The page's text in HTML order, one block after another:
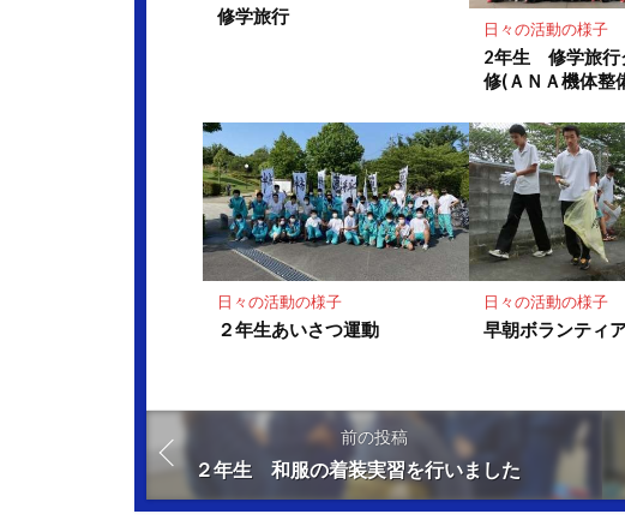
修学旅行
日々の活動の様子
2年生 修学旅行
修(ＡＮＡ機体整
日々の活動の様子
２年生あいさつ運動
日々の活動の様子
早朝ボランティ
前の投稿
２年生 和服の着装実習を行いました